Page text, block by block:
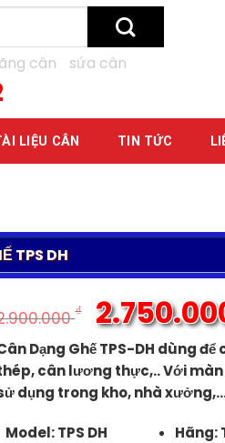
cân
sứa cân
LIỆU CÂN TIN TỨC
TPS DH
₫
Giá
gốc
là:
2.900.000
Giá
hiện
tại
là:
Dạng Ghế TPS-DH dùng
cân lương thực,.. Với màn
dụng trong kho, nhà
Model: TPS DH
Hãng: